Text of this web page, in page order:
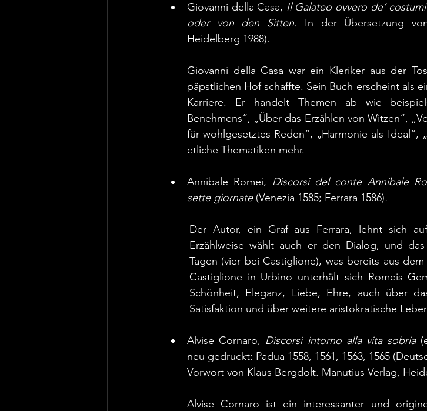
Giovanni della Casa, Il Galateo ovvero de’ costumi
oder von den Sitten. In der Übersetzung
Heidelberg 1988).
Giovanni della Casa war ein Kleriker aus der
päpstlichen Hof schaffte. Sein Buch erscheint als
Karriere. Er handelt Themen ab wie
Benehmens“, „Über das Erzählen von Witzen“,
für wohlgesetztes Reden“, „Harmonie als Ideal“,
etliche Thematiken mehr.
Annibale Romei, Discorsi del conte Annibale
sette giornate (Venezia 1585; Ferrara 1586).
Der Autor, ein Graf aus Ferrara, lehnt sich
Erzählweise wählt auch er den Dialog, und
Tagen (vier bei Castiglione), was bereits aus
Castiglione in Urbino unterhält sich Romeis
Schönheit, Eleganz, Liebe, Ehre, auch über
Satisfaktion und über weitere aristokratische
Alvise Cornaro, Discorsi intorno alla vita sobria
neu gedruckt: Padua 1558, 1561, 1563, 1565
Vorwort von Klaus Bergdolt. Manutius Verlag,
Alvise Cornaro ist ein interessanter und